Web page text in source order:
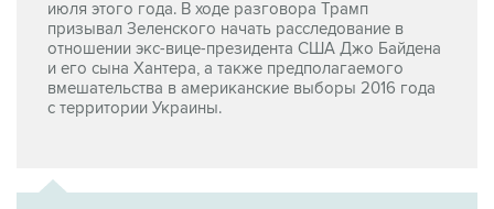
июля этого года. В ходе разговора Трамп
призывал Зеленского начать расследование в
отношении экс-вице-президента США Джо Байдена
и его сына Хантера, а также предполагаемого
вмешательства в американские выборы 2016 года
с территории Украины.